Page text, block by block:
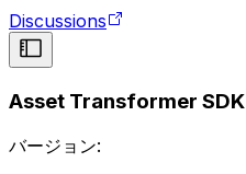
Discussions
Asset Transformer SDK
バージョン: